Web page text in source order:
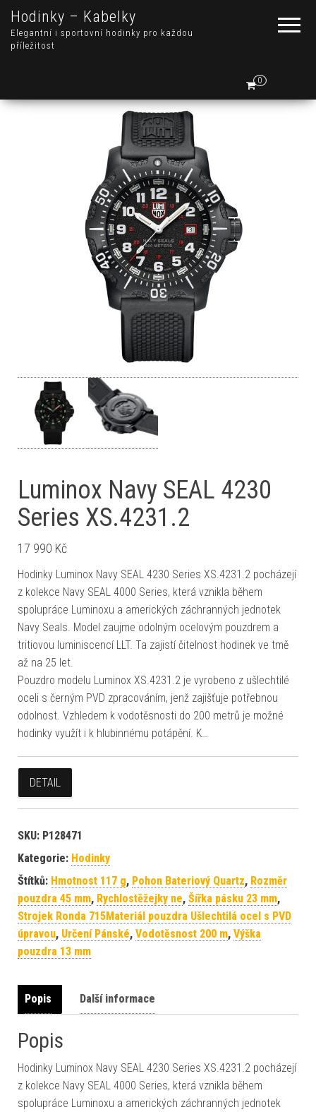
Hodinky – Kabelky
Elegantní i sportovní hodinky pro každou
příležitost
0
Luminox Navy SEAL 4230
Series XS.4231.2
17 990 Kč
Hodinky Luminox Navy SEAL 4230 Series XS.4231.2 pocházejí
z kolekce Navy SEAL 4000 Series, která vznikla během
spolupráce Luminoxu a amerických záchranných jednotek
Navy Seals. Model zaujme odolným ocelovým pouzdrem a
tritiovou luminiscencí LLT. Ta zajistí čitelnost hodinek ve tmě
až na 25 let.
Pouzdro modelu Luminox XS.4231.2 je vyrobeno z ušlechtilé
oceli s černým PVD zpracováním, jenž zajišťuje potřebnou
odolnost. Vzhledem k vodotěsnosti do 200 metrů je možné
hodinky využít i k hlubinnému potápění. K…
DETAIL
SKU: P128471
Kategorie: Hodinky
Štítků: Hmotnost 117 g, Pohon Bateriový Quartz, Rozměr
pouzdra 45 mm, Rychlostěžejky ne, Šířka pásku 23 mm,
Strojek Ronda 715Materiál pouzdra Ušlechtilá ocel s PVD
úpravou, Určení Pánské, Vodotěsnost 200 m, Výška
pouzdra 13 mm
Popis Další informace
Popis
Hodinky Luminox Navy SEAL 4230 Series XS.4231.2 pocházejí
z kolekce Navy SEAL 4000 Series, která vznikla během
spolupráce Luminoxu a amerických záchranných jednotek